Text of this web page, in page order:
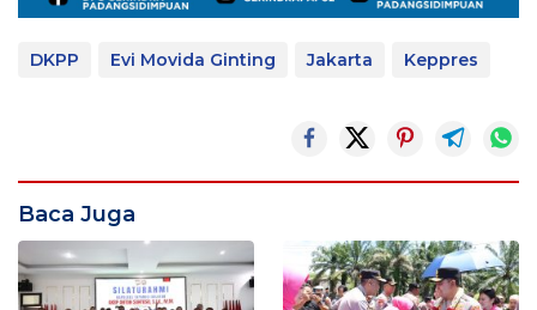
DKPP Evi Movida Ginting Jakarta Keppres
Baca Juga